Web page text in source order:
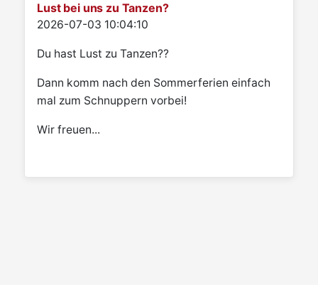
Lust bei uns zu Tanzen?
Details
2026-07-03 10:04:10
Du hast Lust zu Tanzen??
Dann komm nach den Sommerferien einfach
mal zum Schnuppern vorbei!
Wir freuen...